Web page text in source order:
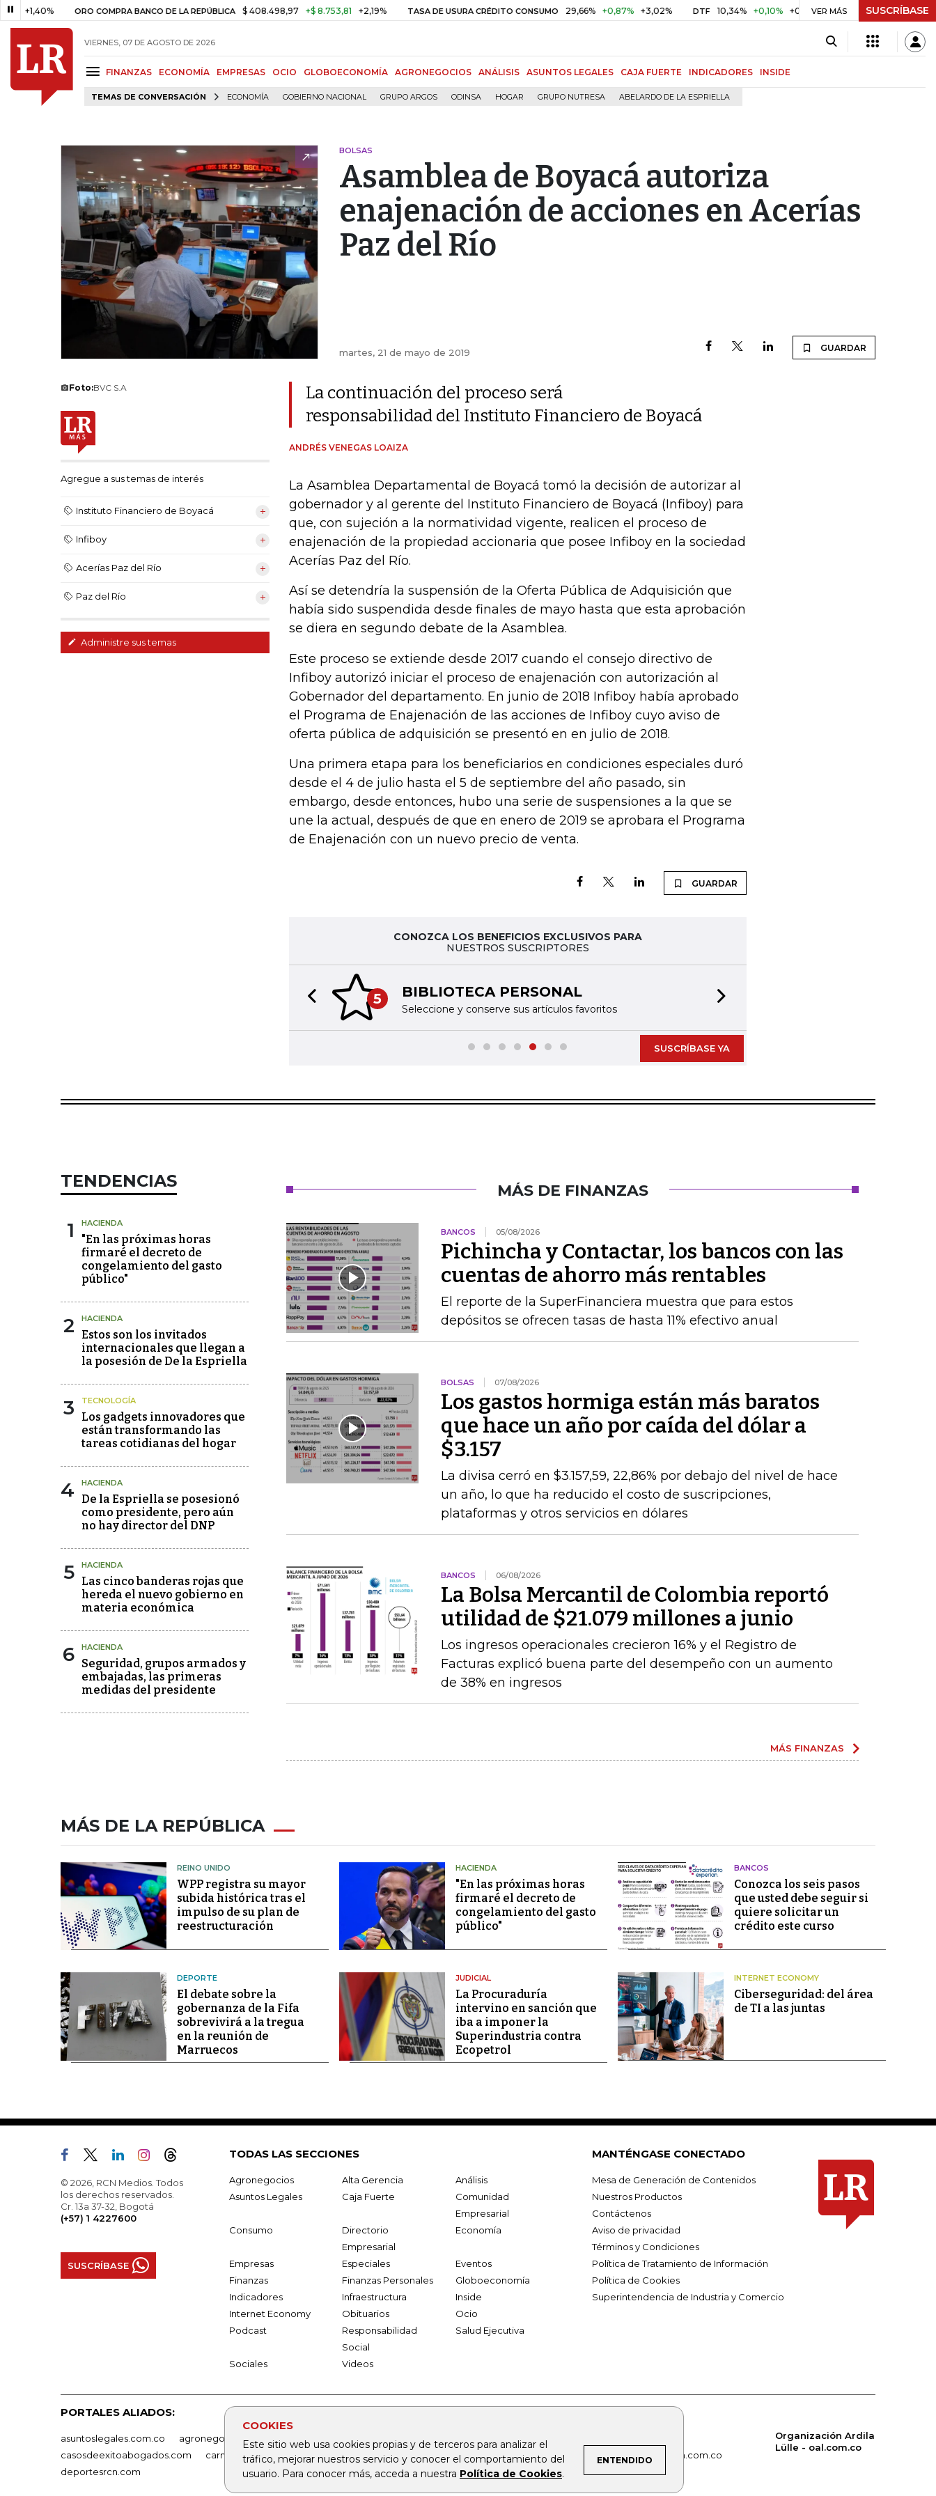
ORO COMPRA BANCO DE LA REPÚBLICA $ 408.498,97 +$ 8.753,81 +2,19% TASA DE USURA CRÉDITO CONSUMO 29,66% +0,87% +3,02% DTF 10,34% +0,10% +0,98% UVR $ 416,91 +$ 0,05
VER MÁS SUSCRÍBASE
VIERNES, 07 DE AGOSTO DE 2026
FINANZAS ECONOMÍA EMPRESAS OCIO GLOBOECONOMÍA AGRONEGOCIOS ANÁLISIS ASUNTOS LEGALES CAJA FUERTE INDICADORES INSIDE
TEMAS DE CONVERSACIÓN ECONOMÍA GOBIERNO NACIONAL GRUPO ARGOS ODINSA HOGAR GRUPO NUTRESA ABELARDO DE LA ESPRIELLA
COOKIES
Este sitio web usa cookies propias y de terceros para analizar el
tráfico, mejorar nuestros servicio y conocer el comportamiento del
usuario. Para conocer más, acceda a nuestra Política de Cookies.
ENTENDIDO
BOLSAS
Asamblea de Boyacá autoriza
enajenación de acciones en Acerías
Paz del Río
martes, 21 de mayo de 2019 GUARDAR
Foto:BVC S.A
Agregue a sus temas de interés
Instituto Financiero de Boyacá
Infiboy
Acerías Paz del Río
Paz del Río
Administre sus temas
La continuación del proceso será
responsabilidad del Instituto Financiero de Boyacá
ANDRÉS VENEGAS LOAIZA
La Asamblea Departamental de Boyacá tomó la decisión de autorizar al
gobernador y al gerente del Instituto Financiero de Boyacá (Infiboy) para
que, con sujeción a la normatividad vigente, realicen el proceso de
enajenación de la propiedad accionaria que posee Infiboy en la sociedad
Acerías Paz del Río.
Así se detendría la suspensión de la Oferta Pública de Adquisición que
había sido suspendida desde finales de mayo hasta que esta aprobación
se diera en segundo debate de la Asamblea.
Este proceso se extiende desde 2017 cuando el consejo directivo de
Infiboy autorizó iniciar el proceso de enajenación con autorización al
Gobernador del departamento. En junio de 2018 Infiboy había aprobado
el Programa de Enajenación de las acciones de Infiboy cuyo aviso de
oferta pública de adquisición se presentó en en julio de 2018.
Una primera etapa para los beneficiarios en condiciones especiales duró
desde el 4 de julio hasta el 5 de septiembre del año pasado, sin
embargo, desde entonces, hubo una serie de suspensiones a la que se
une la actual, después de que en enero de 2019 se aprobara el Programa
de Enajenación con un nuevo precio de venta.
GUARDAR
CONOZCA LOS BENEFICIOS EXCLUSIVOS PARA
NUESTROS SUSCRIPTORES
5 BIBLIOTECA PERSONAL
Seleccione y conserve sus artículos favoritos
Previous slide
SUSCRÍBASE YA
TENDENCIAS
1 HACIENDA
"En las próximas horas
firmaré el decreto de
congelamiento del gasto
público"
2 HACIENDA
Estos son los invitados
internacionales que llegan a
la posesión de De la Espriella
3 TECNOLOGÍA
Los gadgets innovadores que
están transformando las
tareas cotidianas del hogar
4 HACIENDA
De la Espriella se posesionó
como presidente, pero aún
no hay director del DNP
5 HACIENDA
Las cinco banderas rojas que
hereda el nuevo gobierno en
materia económica
6 HACIENDA
Seguridad, grupos armados y
embajadas, las primeras
medidas del presidente
MÁS DE FINANZAS
BANCOS 05/08/2026
Pichincha y Contactar, los bancos con las
cuentas de ahorro más rentables
El reporte de la SuperFinanciera muestra que para estos
depósitos se ofrecen tasas de hasta 11% efectivo anual
BOLSAS 07/08/2026
Los gastos hormiga están más baratos
que hace un año por caída del dólar a
$3.157
La divisa cerró en $3.157,59, 22,86% por debajo del nivel de hace
un año, lo que ha reducido el costo de suscripciones,
plataformas y otros servicios en dólares
BANCOS 06/08/2026
La Bolsa Mercantil de Colombia reportó
utilidad de $21.079 millones a junio
Los ingresos operacionales crecieron 16% y el Registro de
Facturas explicó buena parte del desempeño con un aumento
de 38% en ingresos
MÁS FINANZAS
MÁS DE LA REPÚBLICA
REINO UNIDO
WPP registra su mayor
subida histórica tras el
impulso de su plan de
reestructuración
HACIENDA
"En las próximas horas
firmaré el decreto de
congelamiento del gasto
público"
BANCOS
Conozca los seis pasos
que usted debe seguir si
quiere solicitar un
crédito este curso
DEPORTE
El debate sobre la
gobernanza de la Fifa
sobrevivirá a la tregua
en la reunión de
Marruecos
JUDICIAL
La Procuraduría
intervino en sanción que
iba a imponer la
Superindustria contra
Ecopetrol
INTERNET ECONOMY
Ciberseguridad: del área
de TI a las juntas
© 2026, RCN Medios. Todos
los derechos reservados.
Cr. 13a 37-32, Bogotá
(+57) 1 4227600
SUSCRÍBASE
TODAS LAS SECCIONES
Agronegocios Alta Gerencia
Análisis
Asuntos Legales
Caja Fuerte
Comunidad
Empresarial
Consumo
Directorio
Empresarial
Economía
Empresas Especiales
Eventos
Finanzas
Finanzas Personales
Globoeconomía
Indicadores
Infraestructura
Inside
Internet Economy
Obituarios
Ocio
Podcast
Responsabilidad
Social
Salud Ejecutiva
Sociales Videos
MANTÉNGASE CONECTADO
Mesa de Generación de Contenidos
Nuestros Productos
Contáctenos
Aviso de privacidad
Términos y Condiciones
Política de Tratamiento de Información
Política de Cookies
Superintendencia de Industria y Comercio
PORTALES ALIADOS:
asuntoslegales.com.co agronegocios.co empresas.larepublica.co firmasdeabogados.com
bolsaencolombia.com
casosdeexitoabogados.com
carnavalindustriacultural.com canalrcn.com rcnradio.com noticiasrcn.com lafm.com.co
alerta.com.co
deportesrcn.com
Organización Ardila
Lülle - oal.com.co